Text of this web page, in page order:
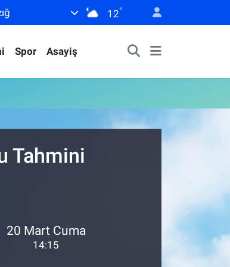
12°
Spor Asayiş
Tahmini
20 Mart Cuma
14:15